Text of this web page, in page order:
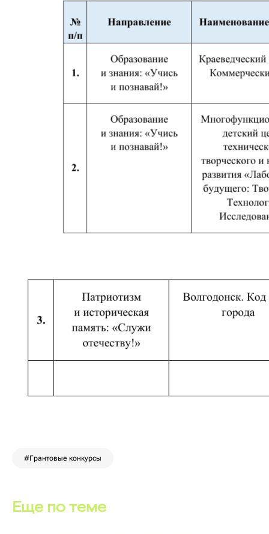
#Грантовые конкурсы
Еще по теме